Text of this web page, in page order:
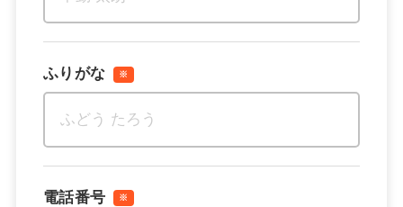
ふりがな ※
電話番号 ※